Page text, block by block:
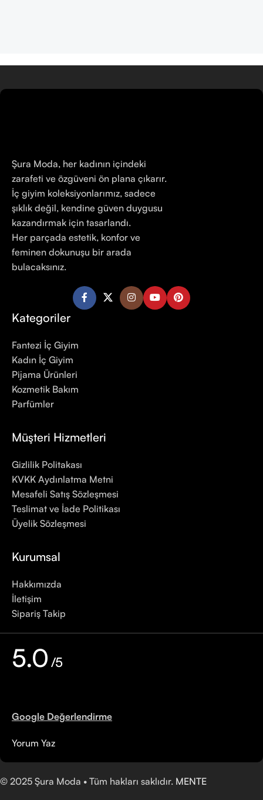
Şura Moda, her kadının içindeki
zarafeti ve özgüveni ön plana çıkarır.
İç giyim koleksiyonlarımız, sadece
şıklık değil, kendine güven duygusu
kazandırmak için tasarlandı.
Her parçada estetik, konfor ve
feminen dokunuşu bir arada
bulacaksınız.
Kategoriler
Fantezi İç Giyim
Kadın İç Giyim
Pijama Ürünleri
Kozmetik Bakım
Parfümler
Müşteri Hizmetleri
Gizlilik Politakası
KVKK Aydınlatma Metni
Mesafeli Satış Sözleşmesi
Teslimat ve İade Politikası
Üyelik Sözleşmesi
Kurumsal
Hakkımızda
İletişim
Sipariş Takip
5.0 /5
Google Değerlendirme
Yorum Yaz
© 2025 Şura Moda • Tüm hakları saklıdır. MENTE